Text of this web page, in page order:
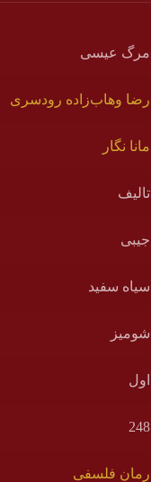
مرگ عیسی
رضا وهاب‌زاده رودسری
مانا نگار
تالیف
جیبی
سیاه سفید
شومیز
اول
248
رمان فلسفی